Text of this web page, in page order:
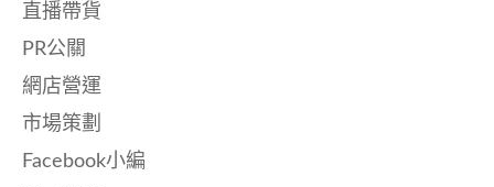
直播帶貨
PR公關
網店營運
市場策劃
Facebook小編